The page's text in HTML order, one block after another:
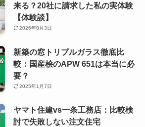
来る？20社に請求した私の実体験
【体験談】
2026年8月3日
新築の窓トリプルガラス徹底比
較：国産桧のAPW 651は本当に必
要？
2025年1月7日
ヤマト住建vs一条工務店：比較検
討で失敗しない注文住宅